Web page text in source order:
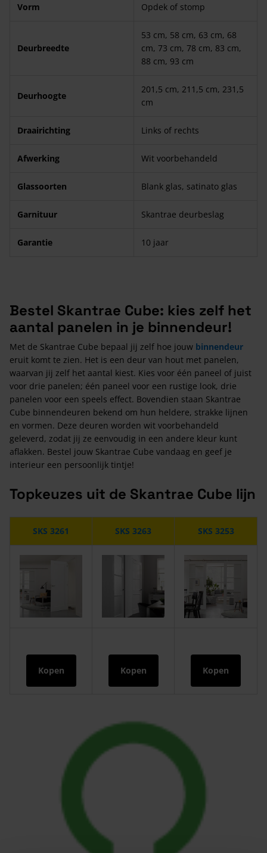
Vorm Opdek of stomp
Deurbreedte
53 cm, 58 cm, 63 cm, 68
cm, 73 cm, 78 cm, 83 cm,
88 cm, 93 cm
Deurhoogte
201,5 cm, 211,5 cm, 231,5
cm
Draairichting Links of rechts
Afwerking Wit voorbehandeld
Glassoorten Blank glas, satinato glas
Garnituur Skantrae deurbeslag
Garantie 10 jaar
Bestel Skantrae Cube: kies zelf het
aantal panelen in je binnendeur!
Met de Skantrae Cube bepaal jij zelf hoe jouw binnendeur
eruit komt te zien. Het is een deur van hout met panelen,
waarvan jij zelf het aantal kiest. Kies voor één paneel of juist
voor drie panelen; één paneel voor een rustige look, drie
panelen voor een speels effect. Bovendien staan Skantrae
Cube binnendeuren bekend om hun heldere, strakke lijnen
en vormen. Deze deuren worden wit voorbehandeld
geleverd, zodat jij ze eenvoudig in een andere kleur kunt
aflakken. Bestel jouw Skantrae Cube vandaag en geef je
interieur een persoonlijk tintje!
Topkeuzes uit de Skantrae Cube lijn
SKS 3261 SKS 3263 SKS 3253
Kopen Kopen Kopen